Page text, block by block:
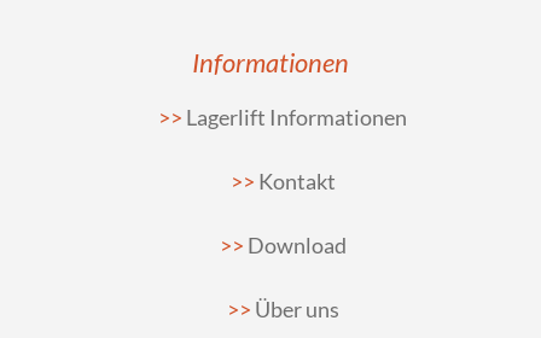
Informationen
Lagerlift Informationen
Kontakt
Download
Über uns